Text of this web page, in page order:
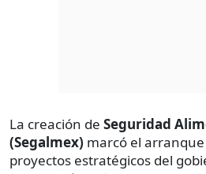
La creación de Seguridad
(Segalmex) marcó el
proyectos estratégicos del